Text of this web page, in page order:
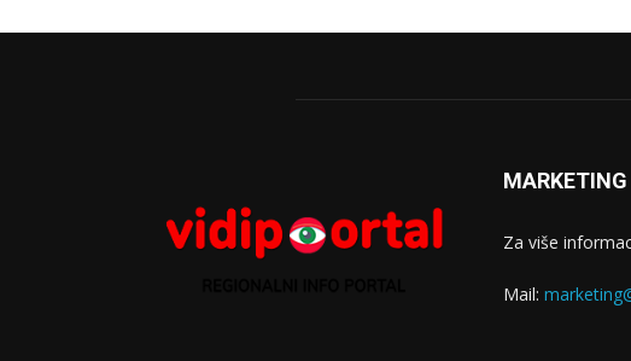
MARKETING
Za više
Mail: